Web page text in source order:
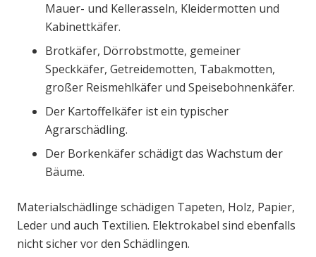
Mauer- und Kellerasseln, Kleidermotten und
Kabinettkäfer.
Brotkäfer, Dörrobstmotte, gemeiner
Speckkäfer, Getreidemotten, Tabakmotten,
großer Reismehlkäfer und Speisebohnenkäfer.
Der Kartoffelkäfer ist ein typischer
Agrarschädling.
Der Borkenkäfer schädigt das Wachstum der
Bäume.
Materialschädlinge schädigen Tapeten, Holz, Papier,
Leder und auch Textilien. Elektrokabel sind ebenfalls
nicht sicher vor den Schädlingen.